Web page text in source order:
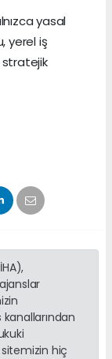
yasal
yerel iş
stratejik
hiç